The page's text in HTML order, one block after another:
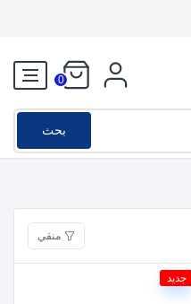
0
بحث
منقي
جديد